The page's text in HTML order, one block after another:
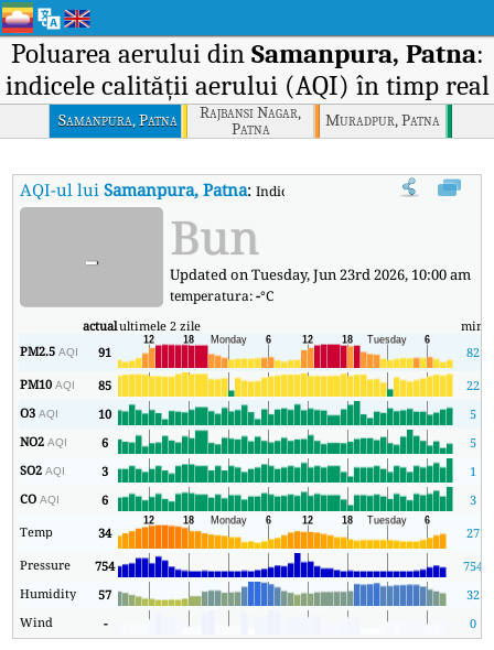
Poluarea aerului din Samanpura, Patna:
indicele calității aerului (AQI) în timp real
Samanpura, Patna
Rajbansi Nagar,
Patna
Muradpur, Patna
AQI-ul luiSamanpura, Patna:Indicele calității aerului (AQI) în
- Bun
Updated on Tuesday, Jun 23rd 2026, 10:00 am
temperatura:-°C
actualultimele 2 zile min
PM2.5AQI 91 82
PM10AQI 85 22
O3AQI 10 5
NO2AQI 6 5
SO2AQI 3
1
COAQI 6
3
Temp
34 27
Pressure
754 754
Humidity
57 32
Wind
- 0